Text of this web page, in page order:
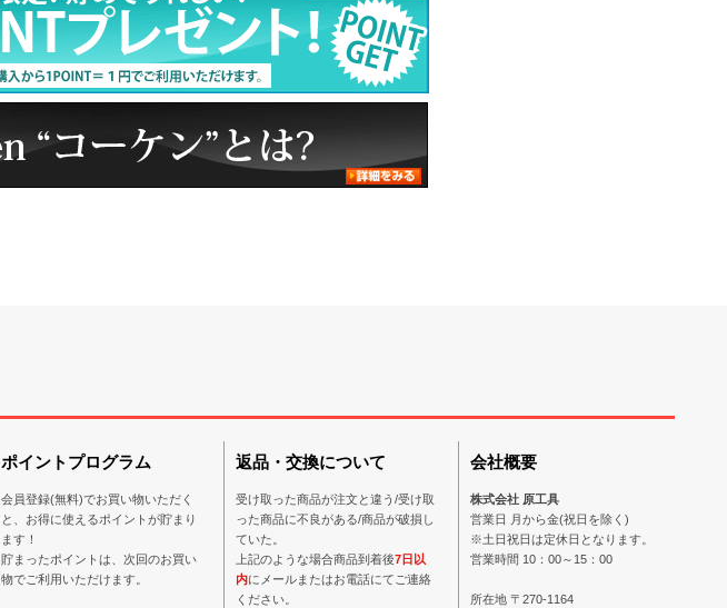
ポイントプログラム
会員登録(無料)でお買い物いただく
と、お得に使えるポイントが貯まり
ます！
貯まったポイントは、次回のお買い
物でご利用いただけます。
返品・交換について
受け取った商品が注文と違う/受け取
った商品に不良がある/商品が破損し
ていた。
上記のような場合商品到着後7日以
内にメールまたはお電話にてご連絡
ください。
会社概要
株式会社 原工具
営業日 月から金(祝日を除く)
※土日祝日は定休日となります。
営業時間 10：00～15：00
所在地 〒270-1164